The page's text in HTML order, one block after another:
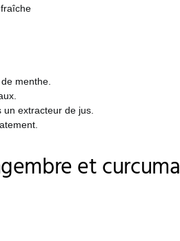
menthe.
extracteur de jus.
et curcuma